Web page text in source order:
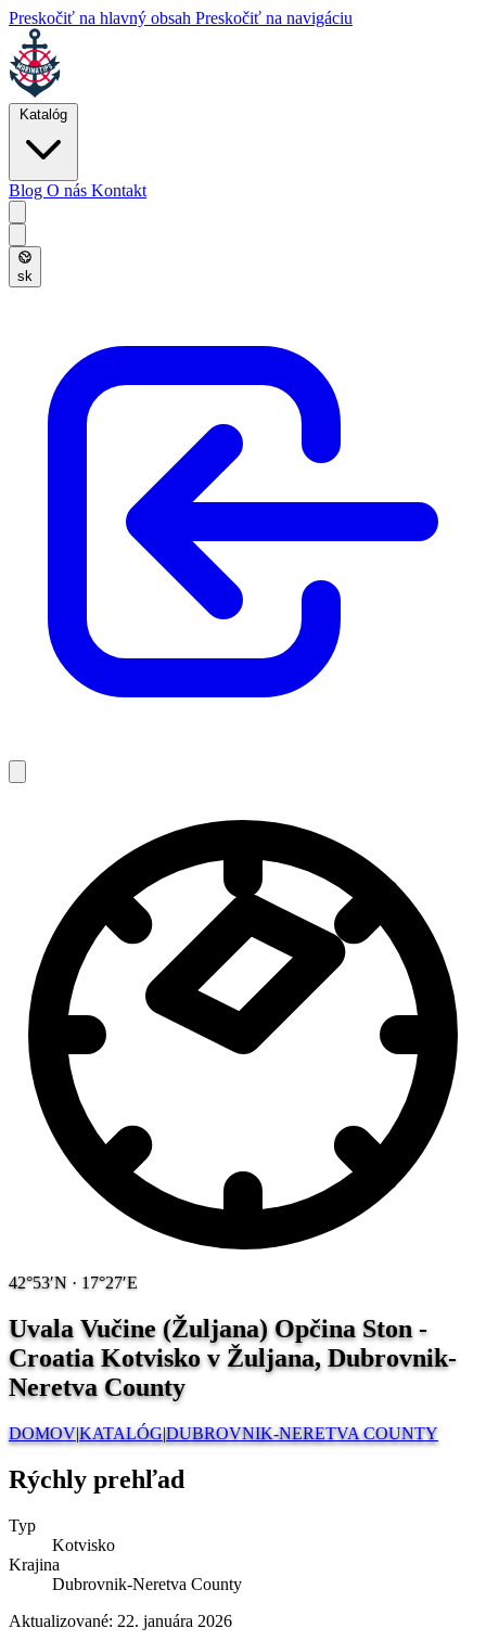
Preskočiť na hlavný obsah Preskočiť na navigáciu
Katalóg
Blog O nás Kontakt
sk
42°53′N · 17°27′E
Uvala Vučine (Žuljana) Opčina Ston -
CroatiaKotvisko v Žuljana, Dubrovnik-
Neretva County
DOMOV|KATALÓG|DUBROVNIK-NERETVA COUNTY
Rýchly prehľad
Typ
Kotvisko
Krajina
Dubrovnik-Neretva County
Aktualizované: 22. januára 2026